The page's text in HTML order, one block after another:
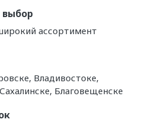
ассортимент
Владивостоке,
Благовещенске